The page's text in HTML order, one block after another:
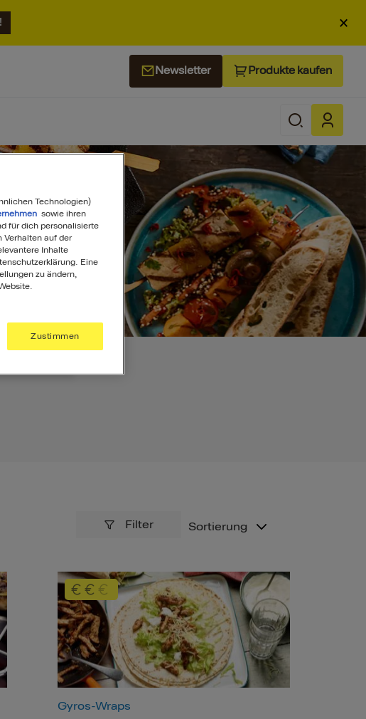
×
Newsletter Produkte kaufen
Filter Sortierung
Gyros-Wraps
Technologien)
sowie ihren
für dich personalisierte
Verhalten auf der
Inhalte
Eine
zu ändern,
Zustimmen